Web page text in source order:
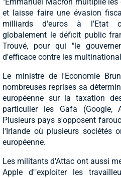
et laisse faire une évasion
milliards d'euros à l'Etat
globalement le déficit public
Trouvé, pour qui "le
d'efficace contre les
Le ministre de l'Economie
nombreuses reprises sa
européenne sur la taxation
particulier les Gafa (Google,
Plusieurs pays s'opposent
l'Irlande où plusieurs sociétés
européenne.
Les militants d'Attac ont aussi
Apple d'"exploiter les